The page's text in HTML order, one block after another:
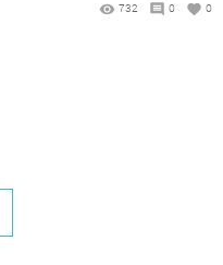
732 0 0